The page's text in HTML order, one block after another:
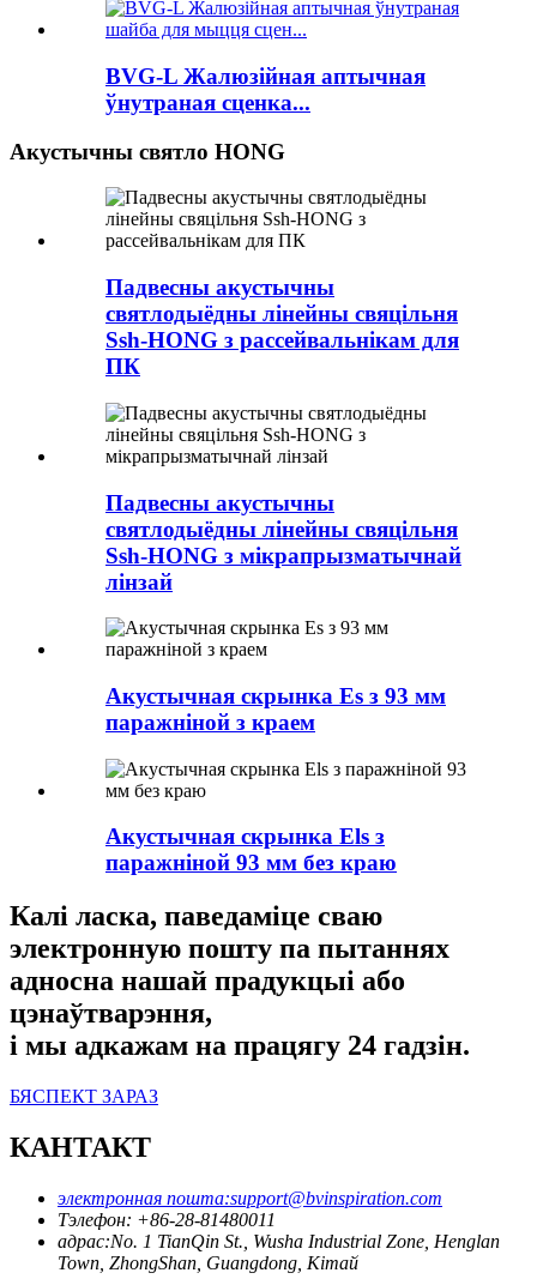
BVG-L Жалюзійная аптычная
ўнутраная сценка...
Акустычны святло HONG
Падвесны акустычны
святлодыёдны лінейны свяцільня
Ssh-HONG з рассейвальнікам для
ПК
Падвесны акустычны
святлодыёдны лінейны свяцільня
Ssh-HONG з мікрапрызматычнай
лінзай
Акустычная скрынка Es з 93 мм
паражніной з краем
Акустычная скрынка Els з
паражніной 93 мм без краю
Калі ласка, паведаміце сваю
электронную пошту па пытаннях
адносна нашай прадукцыі або
цэнаўтварэння,
і мы адкажам на працягу 24 гадзін.
БЯСПЕКТ ЗАРАЗ
КАНТАКТ
электронная пошта:support@bvinspiration.com
Тэлефон: +86-28-81480011
адрас:No. 1 TianQin St., Wusha Industrial Zone, Henglan
Town, ZhongShan, Guangdong, Кітай